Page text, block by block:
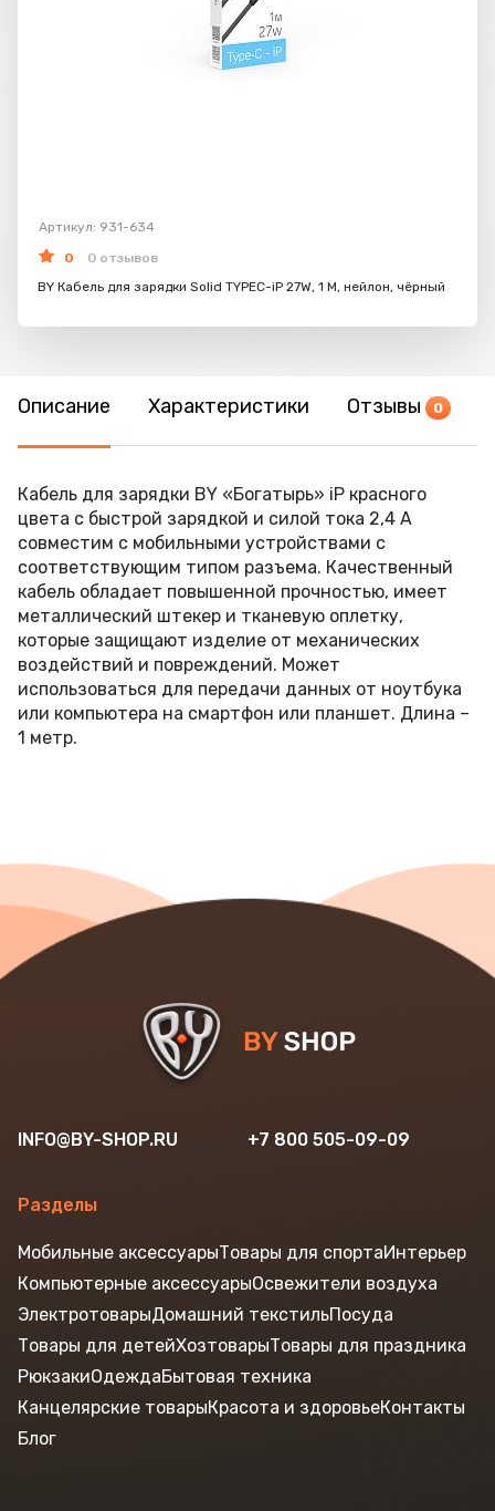
Артикул: 931-634
0
0 отзывов
BY Кабель для зарядки Solid TYPEC-iP 27W, 1 M, нейлон, чёрный
Описание Характеристики Отзывы 0
Кабель для зарядки BY «Богатырь» iP красного
цвета с быстрой зарядкой и силой тока 2,4 А
совместим с мобильными устройствами с
соответствующим типом разъема. Качественный
кабель обладает повышенной прочностью, имеет
металлический штекер и тканевую оплетку,
которые защищают изделие от механических
воздействий и повреждений. Может
использоваться для передачи данных от ноутбука
или компьютера на смартфон или планшет. Длина –
1 метр.
INFO@BY-SHOP.RU +7 800 505-09-09
Разделы
Мобильные аксессуарыТовары для спортаИнтерьер
Компьютерные аксессуарыОсвежители воздуха
ЭлектротоварыДомашний текстильПосуда
Товары для детейХозтоварыТовары для праздника
РюкзакиОдеждаБытовая техника
Канцелярские товарыКрасота и здоровьеКонтакты
Блог